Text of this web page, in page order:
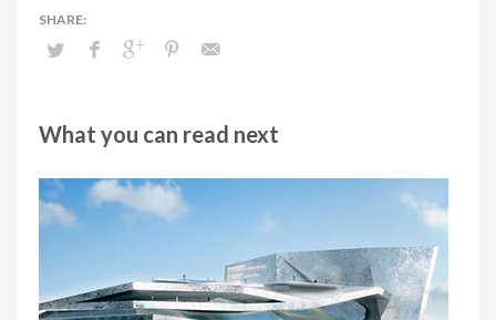
What you can read next